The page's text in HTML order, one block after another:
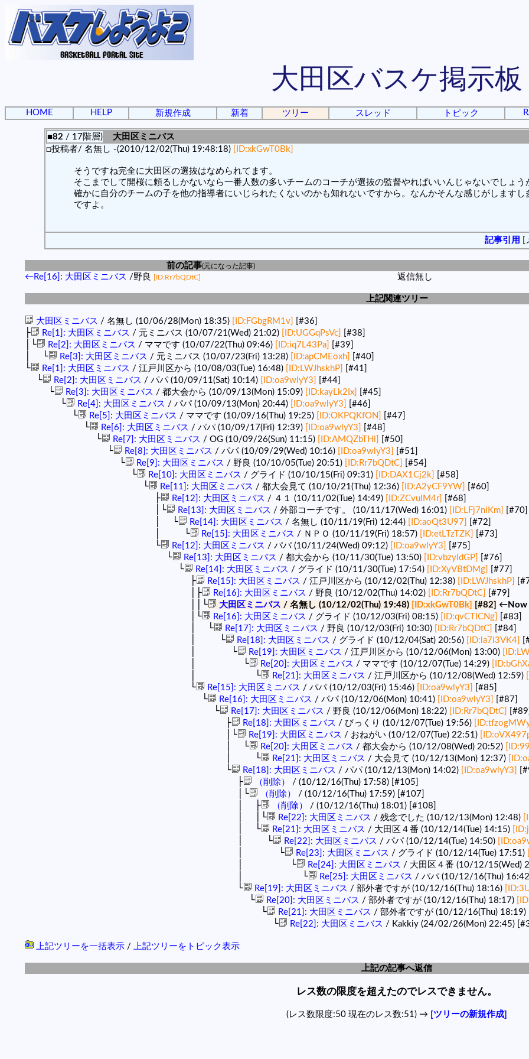
大田区バスケ掲示板
HOME HELP 新規作成 新着 ツリー スレッド トピック
■82 / 17階層)
大田区ミニバス
□投稿者/ 名無し -(2010/12/02(Thu) 19:48:18)
[ID:xkGwT0Bk]
そうですね完全に大田区の選抜はなめられてます。
そこまでして開桜に頼るしかないなら一番人数の多いチームのコーチが選抜の監督やればいいんじゃないでしょう
確かに自分のチームの子を他の指導者にいじられたくないのかも知れないですから。なんかそんな感じがします
ですよ。
記事引用 [
前の記事(元になった記事)
←Re[16]: 大田区ミニバス /野良 [ID:Rr7bQDtC] 返信無し
上記関連ツリー
大田区ミニバス / 名無し (10/06/28(Mon) 18:35) [ID:FGbgRM1v] [#36]
├ Re[1]: 大田区ミニバス / 元ミニバス (10/07/21(Wed) 21:02) [ID:UGGqPsVc] [#38]
│└ Re[2]: 大田区ミニバス / ママです (10/07/22(Thu) 09:46) [ID:iq7L43Pa] [#39]
│ └ Re[3]: 大田区ミニバス / 元ミニバス (10/07/23(Fri) 13:28) [ID:apCMEoxh] [#40]
└ Re[1]: 大田区ミニバス / 江戸川区から (10/08/03(Tue) 16:48) [ID:LWJhskhP] [#41]
└ Re[2]: 大田区ミニバス / パパ (10/09/11(Sat) 10:14) [ID:oa9wlyY3] [#44]
└ Re[3]: 大田区ミニバス / 都大会から (10/09/13(Mon) 15:09) [ID:kayLk2Ix] [#45]
└ Re[4]: 大田区ミニバス / パパ (10/09/13(Mon) 20:44) [ID:oa9wlyY3] [#46]
└ Re[5]: 大田区ミニバス / ママです (10/09/16(Thu) 19:25) [ID:OKPQKfON] [#47]
└ Re[6]: 大田区ミニバス / パパ (10/09/17(Fri) 12:39) [ID:oa9wlyY3] [#48]
└ Re[7]: 大田区ミニバス / OG (10/09/26(Sun) 11:15) [ID:AMQZbTHi] [#50]
└ Re[8]: 大田区ミニバス / パパ (10/09/29(Wed) 10:16) [ID:oa9wlyY3] [#51]
└ Re[9]: 大田区ミニバス / 野良 (10/10/05(Tue) 20:51) [ID:Rr7bQDtC] [#54]
└ Re[10]: 大田区ミニバス / グライド (10/10/15(Fri) 09:31) [ID:DAX1Cj2k] [#58]
└ Re[11]: 大田区ミニバス / 都大会見て (10/10/21(Thu) 12:36) [ID:A2yCF9YW] [#60]
├ Re[12]: 大田区ミニバス / ４１ (10/11/02(Tue) 14:49) [ID:ZCvuIM4r] [#68]
│└ Re[13]: 大田区ミニバス / 外部コーチです。 (10/11/17(Wed) 16:01) [ID:LFj7niKm] [#70]
│ └ Re[14]: 大田区ミニバス / 名無し (10/11/19(Fri) 12:44) [ID:aoQt3U97] [#72]
│ └ Re[15]: 大田区ミニバス / ＮＰＯ (10/11/19(Fri) 18:57) [ID:etLTzTZK] [#73]
└ Re[12]: 大田区ミニバス / パパ (10/11/24(Wed) 09:12) [ID:oa9wlyY3] [#75]
└ Re[13]: 大田区ミニバス / 都大会から (10/11/30(Tue) 13:50) [ID:vbzyldGP] [#76]
└ Re[14]: 大田区ミニバス / グライド (10/11/30(Tue) 17:54) [ID:XyVBtDMg] [#77]
├ Re[15]: 大田区ミニバス / 江戸川区から (10/12/02(Thu) 12:38) [ID:LWJhskhP]
│├ Re[16]: 大田区ミニバス / 野良 (10/12/02(Thu) 14:02) [ID:Rr7bQDtC] [#79]
││└ 大田区ミニバス / 名無し (10/12/02(Thu) 19:48) [ID:xkGwT0Bk] [#82] ←Now
│└ Re[16]: 大田区ミニバス / グライド (10/12/03(Fri) 08:15) [ID:qvCTICNg] [#83]
│ └ Re[17]: 大田区ミニバス / 野良 (10/12/03(Fri) 10:30) [ID:Rr7bQDtC] [#84]
│ └ Re[18]: 大田区ミニバス / グライド (10/12/04(Sat) 20:56) [ID:la7i3VK4]
│ └ Re[19]: 大田区ミニバス / 江戸川区から (10/12/06(Mon) 13:00)
│ └ Re[20]: 大田区ミニバス / ママです (10/12/07(Tue) 14:29)
│ └ Re[21]: 大田区ミニバス / 江戸川区から (10/12/08(Wed) 12:59)
└ Re[15]: 大田区ミニバス / パパ (10/12/03(Fri) 15:46) [ID:oa9wlyY3] [#85]
└ Re[16]: 大田区ミニバス / パパ (10/12/06(Mon) 10:41) [ID:oa9wlyY3] [#87]
└ Re[17]: 大田区ミニバス / 野良 (10/12/06(Mon) 18:22) [ID:Rr7bQDtC] [#89]
├ Re[18]: 大田区ミニバス / びっくり (10/12/07(Tue) 19:56)
│└ Re[19]: 大田区ミニバス / おねがい (10/12/07(Tue) 22:51)
│ └ Re[20]: 大田区ミニバス / 都大会から (10/12/08(Wed) 20:52)
│ └ Re[21]: 大田区ミニバス / 大会見て (10/12/13(Mon) 12:37)
└ Re[18]: 大田区ミニバス / パパ (10/12/13(Mon) 14:02) [ID:oa9wlyY3]
├ （削除） / (10/12/16(Thu) 17:58) [#105]
│└ （削除） / (10/12/16(Thu) 17:59) [#107]
│ ├ （削除） / (10/12/16(Thu) 18:01) [#108]
│ │└ Re[22]: 大田区ミニバス / 残念でした (10/12/13(Mon) 12:48)
│ └ Re[21]: 大田区ミニバス / 大田区４番 (10/12/14(Tue) 14:15)
│ └ Re[22]: 大田区ミニバス / パパ (10/12/14(Tue) 14:50)
│ └ Re[23]: 大田区ミニバス / グライド (10/12/14(Tue) 17:51)
│ └ Re[24]: 大田区ミニバス / 大田区４番 (10/12/15(Wed)
│ └ Re[25]: 大田区ミニバス / パパ (10/12/16(Thu)
└ Re[19]: 大田区ミニバス / 部外者ですが (10/12/16(Thu) 18:16)
└ Re[20]: 大田区ミニバス / 部外者ですが (10/12/16(Thu) 18:17)
└ Re[21]: 大田区ミニバス / 部外者ですが (10/12/16(Thu) 18:19)
└ Re[22]: 大田区ミニバス / Kakkiy (24/02/26(Mon) 22:45)
上記ツリーを一括表示/ 上記ツリーをトピック表示
上記の記事へ返信
レス数の限度を超えたのでレスできません。
(レス数限度:50 現在のレス数:51) → [ツリーの新規作成]